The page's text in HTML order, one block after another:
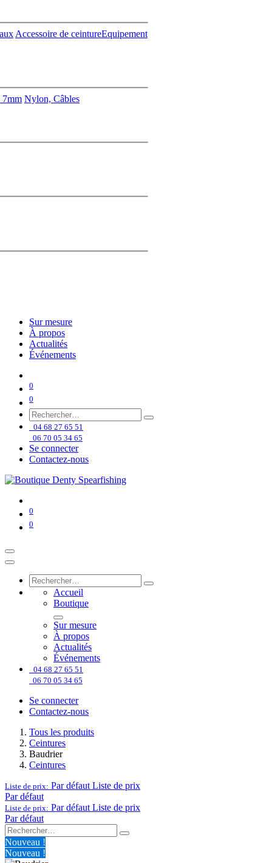
Accessoire de ceintureEquipement
7mm Nylon, Câbles
Sur mesure
À propos
Actualités
Événements
0
0
04 68 27 65 51
06 70 05 34 65
Se connecter
Contactez-nous
0
0
Accueil
Boutique
Sur mesure
À propos
Actualités
Événements
04 68 27 65 51
06 70 05 34 65
Se connecter
Contactez-nous
Tous les produits
Ceintures
Baudrier
Ceintures
Liste de prix: Par défaut Liste de prix
Par défaut
Liste de prix: Par défaut Liste de prix
Par défaut
Nouveau !
Nouveau !